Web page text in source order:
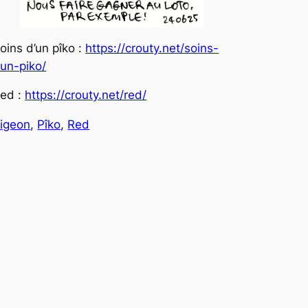
d’un pîko : https://crouty.net/soins-
piko/
: https://crouty.net/red/
, Pîko, Red